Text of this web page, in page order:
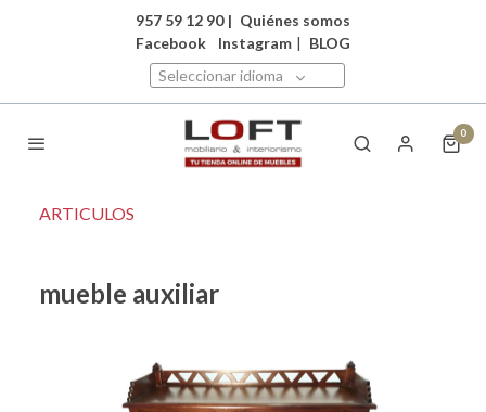
957 59 12 90 | Quiénes somos
Facebook
Instagram | BLOG
Seleccionar idioma
0
ARTICULOS
mueble auxiliar